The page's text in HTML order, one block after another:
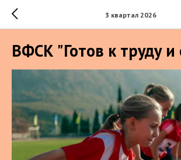
3 квартал 2026
ВФСК "Готов к труду